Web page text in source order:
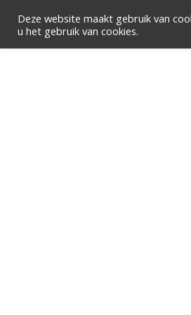
naar
Zoeken
Deze website maakt gebruik van
u het gebruik van cookies.